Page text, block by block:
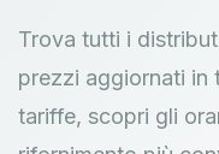
Trova tutti i
prezzi aggiornati in
tariffe, scopri gli